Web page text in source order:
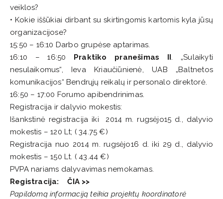
veiklos?
• Kokie iššūkiai dirbant su skirtingomis kartomis kyla jūsų
organizacijose?
15:50 – 16:10 Darbo grupėse aptarimas.
16:10 – 16:50 Praktiko pranešimas II. „Sulaikyti
nesulaikomus“, Ieva Kriaučiūnienė, UAB „Baltnetos
komunikacijos“ Bendrųjų reikalų ir personalo direktorė.
16:50 – 17:00 Forumo apibendrinimas.
Registracija ir dalyvio mokestis:
Išankstinė registracija iki 2014 m. rugsėjo15 d., dalyvio
mokestis – 120 Lt; ( 34.75 €)
Registracija nuo 2014 m. rugsėjo16 d. iki 29 d., dalyvio
mokestis – 150 Lt. ( 43.44 €)
PVPA nariams dalyvavimas nemokamas.
Registracija: ČIA >>
Papildomą informaciją teikia projektų koordinatorė